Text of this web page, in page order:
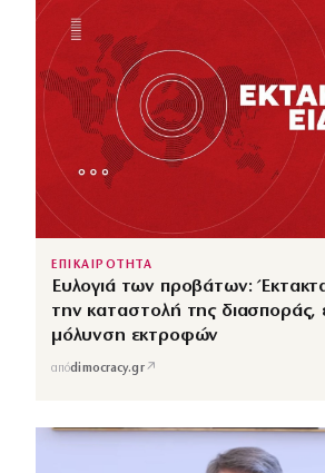
ΕΠΙΚΑΙΡΟΤΗΤΑ
Ευλογιά των προβάτων:
την καταστολή της διασποράς,
μόλυνση εκτροφών
απόdimocracy.gr↗